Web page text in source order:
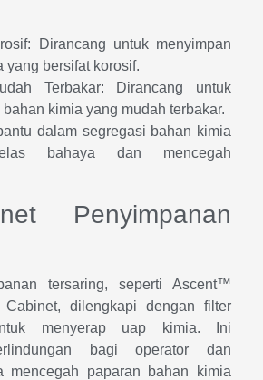
Dirancang untuk menyimpan
yang bersifat korosif.
Terbakar: Dirancang untuk
kimia yang mudah terbakar.
dalam segregasi bahan kimia
bahaya dan mencegah
Penyimpanan
tersaring, seperti Ascent™
Cabinet, dilengkapi dengan filter
menyerap uap kimia. Ini
bagi operator dan
mencegah paparan bahan kimia